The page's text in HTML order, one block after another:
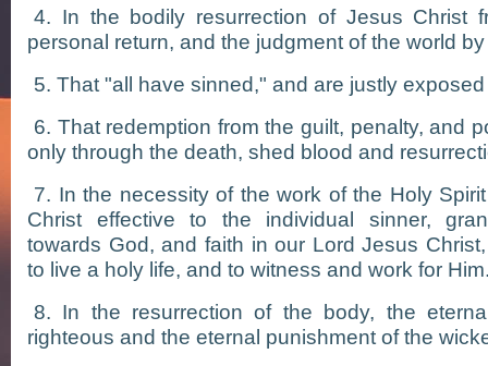
4. In the bodily resurrection of Jesus Christ
personal return, and the judgment of the world
5. That "all have sinned," and are justly
6. That redemption from the guilt, penalty, and
only through the death, shed blood and
7. In the necessity of the work of the Holy
Christ effective to the individual sinner,
towards God, and faith in our Lord Jesus
to live a holy life, and to witness and work for
8. In the resurrection of the body, the
righteous and the eternal punishment of the